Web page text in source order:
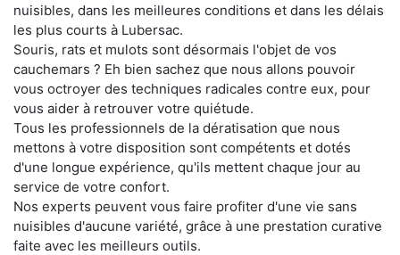
nuisibles, dans les meilleures conditions et dans les délais
les plus courts à Lubersac.
Souris, rats et mulots sont désormais l'objet de vos
cauchemars ? Eh bien sachez que nous allons pouvoir
vous octroyer des techniques radicales contre eux, pour
vous aider à retrouver votre quiétude.
Tous les professionnels de la dératisation que nous
mettons à votre disposition sont compétents et dotés
d'une longue expérience, qu'ils mettent chaque jour au
service de votre confort.
Nos experts peuvent vous faire profiter d'une vie sans
nuisibles d'aucune variété, grâce à une prestation curative
faite avec les meilleurs outils.